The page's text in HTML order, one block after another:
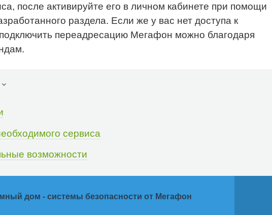
после активируйте его в личном кабинете при помощи
раздела. Если же у вас нет доступа к
подключить переадресацию Мегафон можно благодаря
сервиса
возможности
дом - системы безопасности от Мегафон